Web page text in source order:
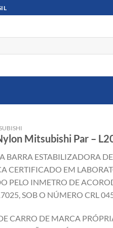
Mitsubishi Par –
BARRA ESTABILIZADORA
CERTIFICADO EM
PELO INMETRO DE
SOB O NÚMERO CRL
CARRO DE MARCA